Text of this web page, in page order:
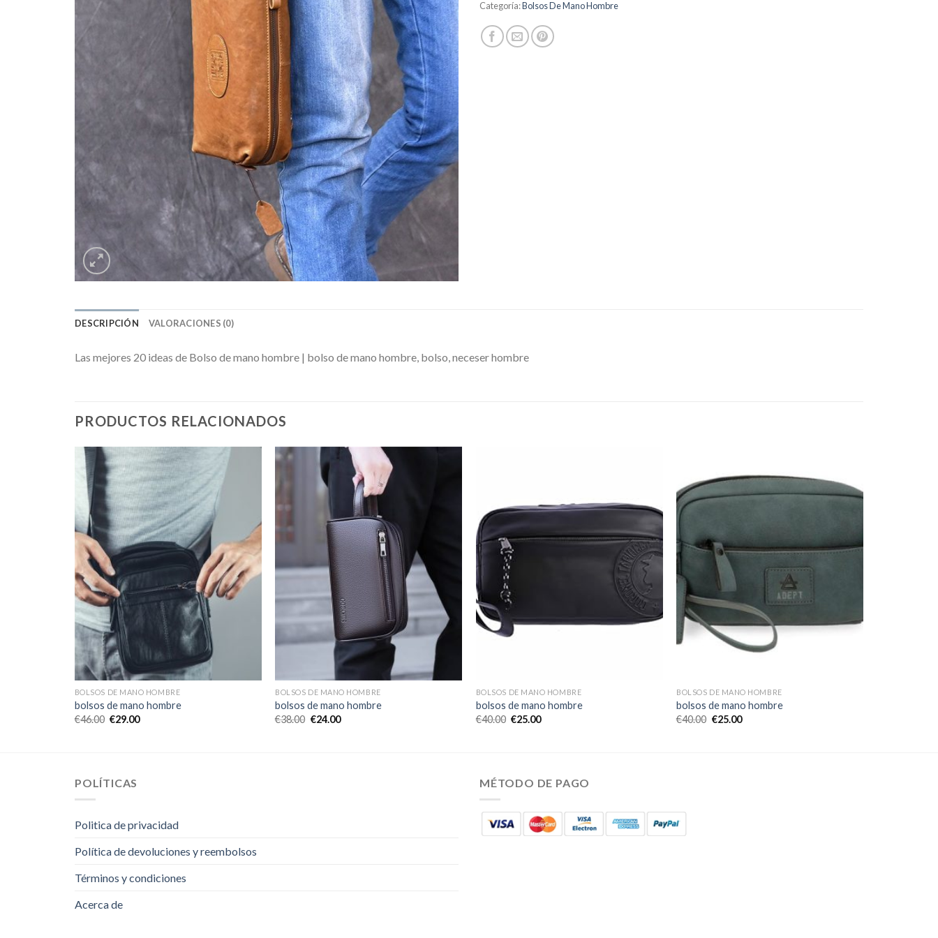
Categoría:Bolsos De Mano Hombre
DESCRIPCIÓN VALORACIONES (0)
Las mejores 20 ideas de Bolso de mano hombre | bolso de mano hombre, bolso, neceser hombre
PRODUCTOS RELACIONADOS
BOLSOS DE MANO HOMBRE
bolsos de mano hombre
€46.00 €29.00
BOLSOS DE MANO HOMBRE
bolsos de mano hombre
€38.00 €24.00
BOLSOS DE MANO HOMBRE
bolsos de mano hombre
€40.00 €25.00
BOLSOS DE MANO HOMBRE
bolsos de mano hombre
€40.00 €25.00
POLÍTICAS
Politica de privacidad
Política de devoluciones y reembolsos
Términos y condiciones
Acerca de
MÉTODO DE PAGO